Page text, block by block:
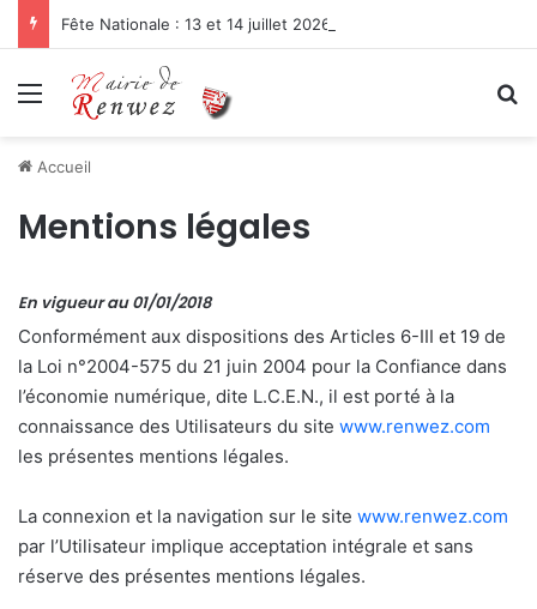
Fête Nationale : 13 et 14 juillet 2026
Menu
Accueil
Mentions légales
En vigueur au 01/01/2018
Conformément aux dispositions des Articles 6-III et 19 de
la Loi n°2004-575 du 21 juin 2004 pour la Confiance dans
l’économie numérique, dite L.C.E.N., il est porté à la
connaissance des Utilisateurs du site www.renwez.com
les présentes mentions légales.
La connexion et la navigation sur le site www.renwez.com
par l’Utilisateur implique acceptation intégrale et sans
réserve des présentes mentions légales.